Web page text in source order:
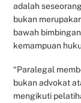
adalah
bukan
bawah
kemampuan
“Paralegal
bukan advokat
mengikuti